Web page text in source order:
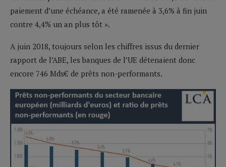
paiement d’une échéance, a été ramenée à 3,6% à fin juin
contre 4,4% un an plus tôt ».
A juin 2018, toujours selon les chiffres issus du dernier
rapport de l’ABE, les banques de l’UE détenaient donc
encore 746 Mds€ de prêts non-performants.